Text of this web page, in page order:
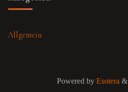
Allgemein
Powered byEsotera&